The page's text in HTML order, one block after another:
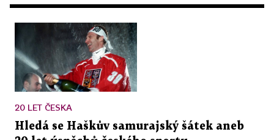
20 LET ČESKA
Hledá se Haškův samurajský šátek aneb